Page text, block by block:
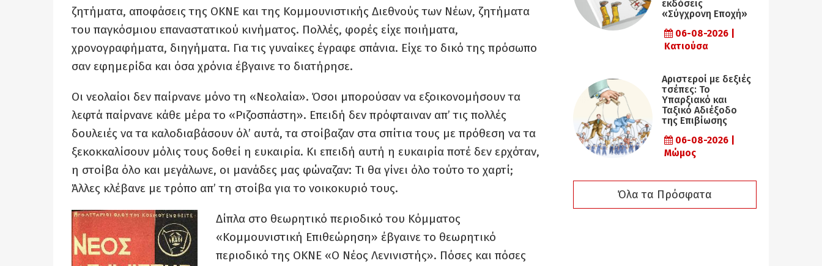
ζητήματα, αποφάσεις της ΟΚΝΕ και της Κομμουνιστικής Διεθνούς των Νέων, ζητήματα
του παγκόσμιου επαναστατικού κινήματος. Πολλές, φορές είχε ποιήματα,
χρονογραφήματα, διηγήματα. Για τις γυναίκες έγραφε σπάνια. Είχε το δικό της πρόσωπο
σαν εφημερίδα και όσα χρόνια έβγαινε το διατήρησε.
Οι νεολαίοι δεν παίρνανε μόνο τη «Νεολαία». Όσοι μπορούσαν να εξοικονομήσουν τα
λεφτά παίρνανε κάθε μέρα το «Ριζοσπάστη». Επειδή δεν πρόφταιναν απ’ τις πολλές
δουλειές να τα καλοδιαβάσουν όλ’ αυτά, τα στοίβαζαν στα σπίτια τους με πρόθεση να τα
ξεκοκκαλίσουν μόλις τους δοθεί η ευκαιρία. Κι επειδή αυτή η ευκαιρία ποτέ δεν ερχόταν,
η στοίβα όλο και μεγάλωνε, οι μανάδες μας φώναζαν: Τι θα γίνει όλο τούτο το χαρτί;
Άλλες κλέβανε με τρόπο απ’ τη στοίβα για το νοικοκυριό τους.
Δίπλα στο θεωρητικό περιοδικό του Κόμματος
«Κομμουνιστική Επιθεώρηση» έβγαινε το θεωρητικό
περιοδικό της ΟΚΝΕ «Ο Νέος Λενινιστής». Πόσες και πόσες
εκδόσεις
«Σύγχρονη Εποχή»
06-08-2026 |
Κατιούσα
Αριστεροί με δεξιές
τσέπες: Το
Υπαρξιακό και
Ταξικό Αδιέξοδο
της Επιβίωσης
06-08-2026 |
Μώμος
Όλα τα Πρόσφατα